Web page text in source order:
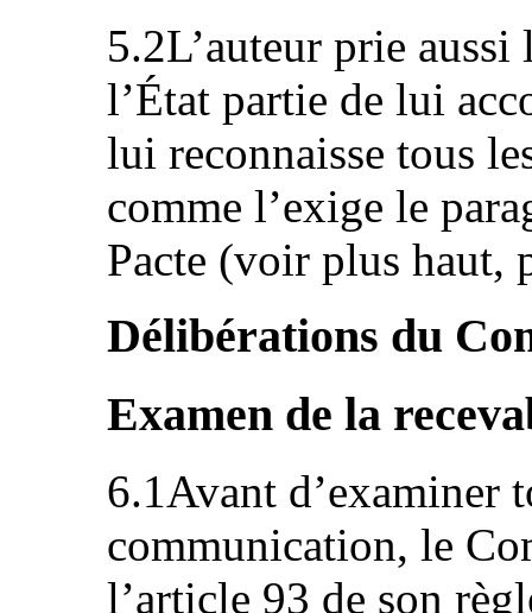
5.2L’auteur prie
l’État partie de lui
lui reconnaisse tous
comme l’exige le
Pacte (voir plus haut,
Délibérations du
Examen de la
6.1Avant d’examiner
communication, le
l’article 93 de son